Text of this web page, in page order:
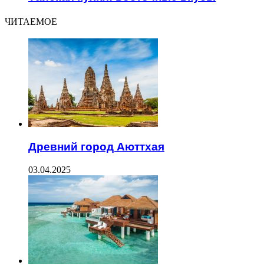
ЧИТАЕМОЕ
Древний город Аюттхая
03.04.2025